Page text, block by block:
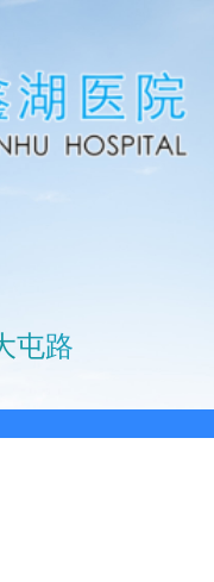
路10